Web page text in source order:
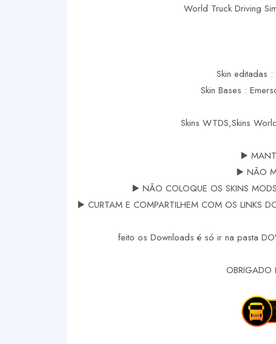
World Truck Driving
Skin editadas
Skin Bases :
Skins WTDS,Skins
▶️
▶️ NÃO
▶️ NÃO COLOQUE OS SKINS
▶️ CURTAM E COMPARTILHEM COM OS LINKS
feito os Downloads é só ir na pasta
OBRIGADO